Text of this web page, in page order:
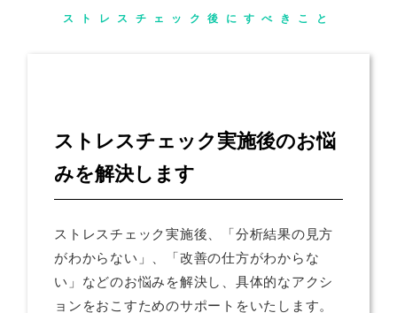
ストレスチェック後にすべきこと
ストレスチェック実施後のお悩
みを解決します
ストレスチェック実施後、「分析結果の見方
がわからない」、「改善の仕方がわからな
い」などのお悩みを解決し、具体的なアクシ
ョンをおこすためのサポートをいたします。